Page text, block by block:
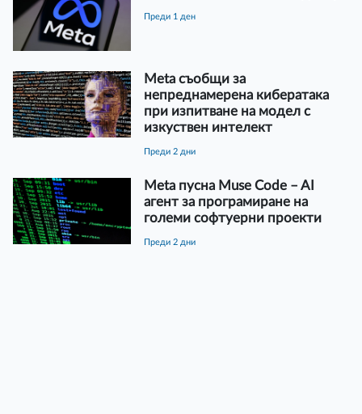
преди 1 ден
Meta съобщи за
непреднамерена кибератака
при изпитване на модел с
изкуствен интелект
преди 2 дни
Meta пусна Muse Code – AI
агент за програмиране на
големи софтуерни проекти
преди 2 дни